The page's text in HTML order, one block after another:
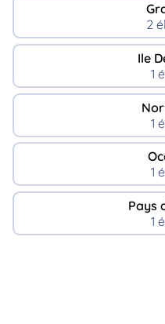
2
Ile
1
1
1
Pays
1